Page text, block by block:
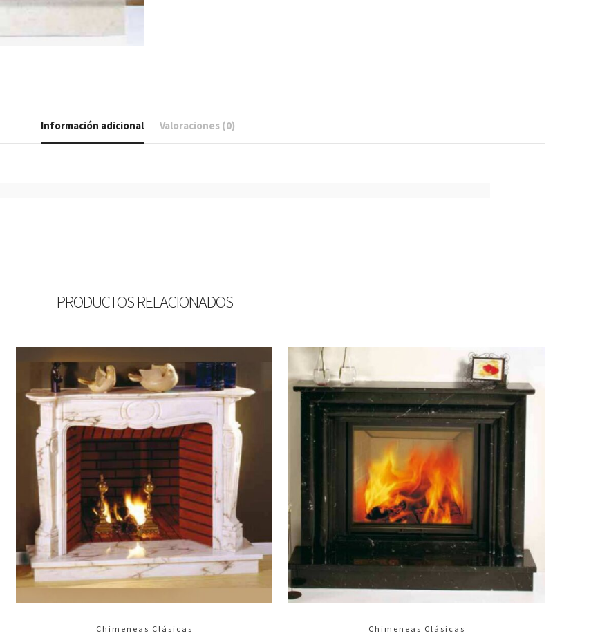
Información adicional Valoraciones (0)
PRODUCTOS RELACIONADOS
Chimeneas Clásicas Chimeneas Clásicas